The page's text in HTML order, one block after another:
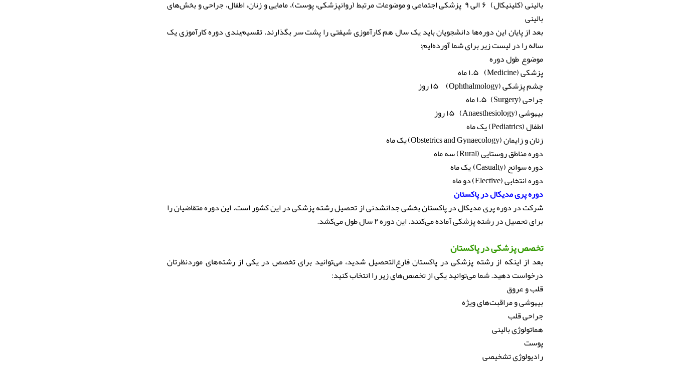
بالینی (کلینیکال) ۶ الی ۹
پزشکی اجتماعی و موضوعات مرتبط (روانپزشکی، پوست)، مامایی و زنان، اطفال، جراحی و بخش‌های
بالینی
بعد از پایان این دوره‌ها دانشجویان باید یک سال هم کارآموزی شیفتی را پشت سر بگذارند. تقسیم‌بندی دوره کارآموزی یک
ساله را در لیست زیر برای شما آورده‌ایم:
موضوعطول دوره
پزشکی (Medicine)
۱.۵ ماه
چشم پزشکی (Ophthalmology)
۱۵ روز
جراحی (Surgery)
۱.۵ ماه
بیهوشی (Anaesthesiology)
۱۵ روز
اطفال (Pediatrics)
یک ماه
زنان و زایمان (Obstetrics and Gynaecology)
یک ماه
دوره مناطق روستایی (Rural)
سه ماه
دوره سوانح (Casualty)
یک ماه
دوره انتخابی (Elective)
دو ماه
دوره پری مدیکال در پاکستان
شرکت در دوره پری مدیکال در پاکستان بخشی جدانشدنی از تحصیل رشته پزشکی در این کشور است. این دوره متقاضیان را
برای تحصیل در رشته پزشکی آماده می‌کنند. این دوره ۲ سال طول می‌کشد.
تخصص پزشکی در پاکستان
بعد از اینکه از رشته پزشکی در پاکستان فارغ‌التحصیل شدید، می‌توانید برای تخصص در یکی از رشته‌های موردنظرتان
درخواست دهید. شما می‌توانید یکی از تخصص‌های زیر را انتخاب کنید:
قلب و عروق
بیهوشی و مراقبت‌های ویژه
جراحی قلب
هماتولوژی بالینی
پوست
رادیولوژی تشخیصی